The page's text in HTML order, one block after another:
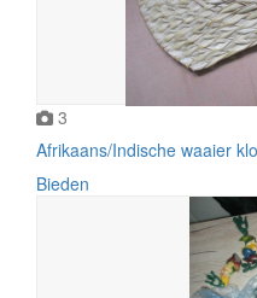
3
Afrikaans/Indische waaier
Bieden